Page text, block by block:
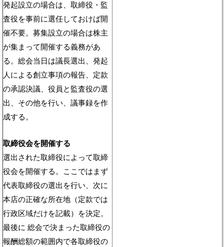
発起設立の場合は、取締役・監
査役を事前に選任しておけば開
催不要。募集設立の場合は株主
が集まって開催する義務があ
る。総会当日は議長選出、発起
人による創立事項の報告、定款
の承認決議、役員と監査役の選
出、その他を行い、議事録を作
成する。
取締役会を開催する
選出された取締役によって取締
役会を開催する。ここではまず
代表取締役の選出を行い、次に
本店の正確な所在地（定款では
行政区域だけを記載）を決定。
最後に 総会で決まった取締役の
報酬総額の範囲内で各取締役の